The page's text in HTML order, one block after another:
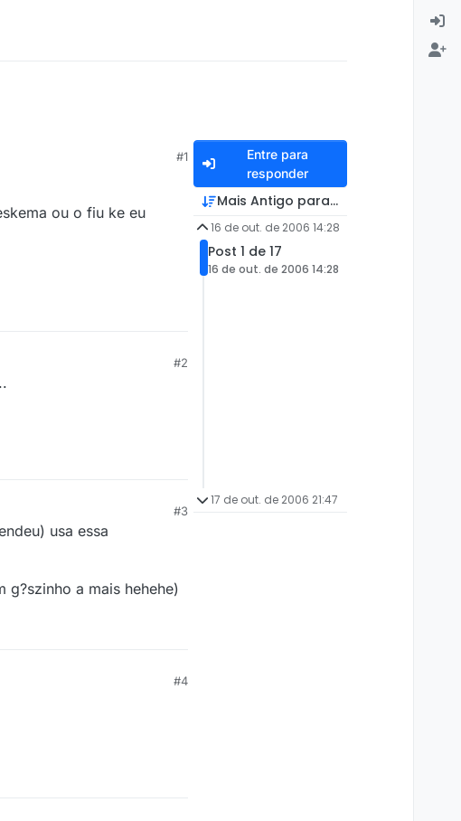
#1
ou o fiu ke eu
#2
#3
usa essa
a mais hehehe)
#4
Entre para
responder
Mais Antigo para Mais Recente
16 de out. de 2006 14:28
Post 1 de 17
16 de out. de 2006 14:28
17 de out. de 2006 21:47